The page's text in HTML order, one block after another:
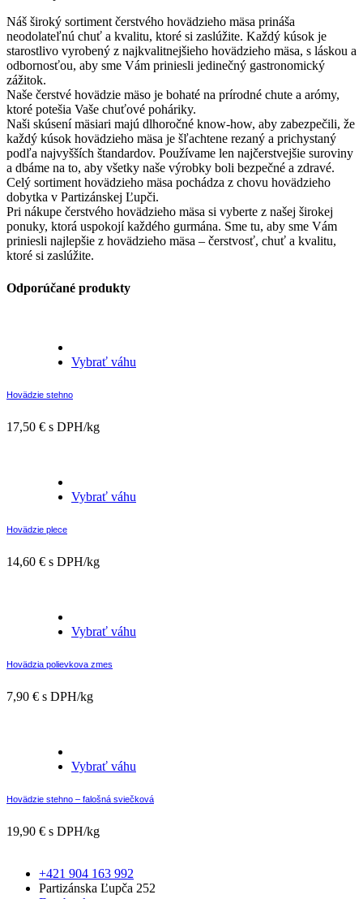
Náš široký sortiment čerstvého hovädzieho mäsa prináša
neodolateľnú chuť a kvalitu, ktoré si zaslúžite. Každý kúsok je
starostlivo vyrobený z najkvalitnejšieho hovädzieho mäsa, s láskou a
odbornosťou, aby sme Vám priniesli jedinečný gastronomický
zážitok.
Naše čerstvé hovädzie mäso je bohaté na prírodné chute a arómy,
ktoré potešia Vaše chuťové poháriky.
Naši skúsení mäsiari majú dlhoročné know-how, aby zabezpečili, že
každý kúsok hovädzieho mäsa je šľachtene rezaný a prichystaný
podľa najvyšších štandardov. Používame len najčerstvejšie suroviny
a dbáme na to, aby všetky naše výrobky boli bezpečné a zdravé.
Celý sortiment hovädzieho mäsa pochádza z chovu hovädzieho
dobytka v Partizánskej Ľupči.
Pri nákupe čerstvého hovädzieho mäsa si vyberte z našej širokej
ponuky, ktorá uspokojí každého gurmána. Sme tu, aby sme Vám
priniesli najlepšie z hovädzieho mäsa – čerstvosť, chuť a kvalitu,
ktoré si zaslúžite.
Odporúčané produkty
Vybrať váhu
Hovädzie stehno
17,50 € s DPH/kg
Vybrať váhu
Hovädzie plece
14,60 € s DPH/kg
Vybrať váhu
Hovädzia polievkova zmes
7,90 € s DPH/kg
Vybrať váhu
Hovädzie stehno – falošná sviečková
19,90 € s DPH/kg
+421 904 163 992
Partizánska Ľupča 252